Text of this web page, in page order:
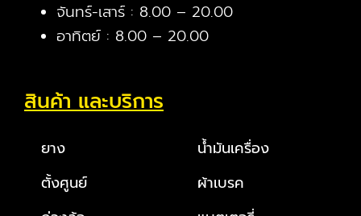
จันทร์-เสาร์ : 8.00 – 20.00
อาทิตย์ : 8.00 – 20.00
สินค้า และบริการ
ยาง
ตั้งศูนย์
น้ำมันเครื่อง
ผ้าเบรค